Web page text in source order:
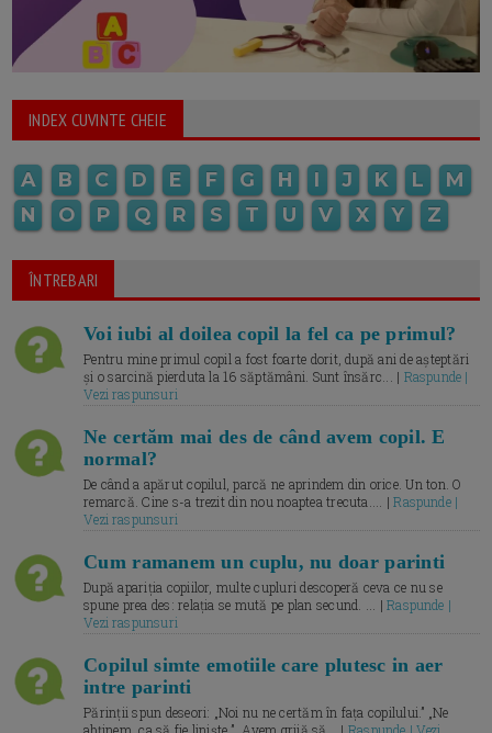
INDEX CUVINTE CHEIE
A B C D E F G H I J K L
M
N
O P Q R S T U V X Y Z
ÎNTREBARI
Voi iubi al doilea copil la fel ca pe primul?
Pentru mine primul copil a fost foarte dorit, după ani de așteptări
și o sarcină pierduta la 16 săptămâni. Sunt însărc... | Raspunde |
Vezi raspunsuri
Ne certăm mai des de când avem copil. E
normal?
De când a apărut copilul, parcă ne aprindem din orice. Un ton. O
remarcă. Cine s-a trezit din nou noaptea trecuta.... |Raspunde |
Vezi raspunsuri
Cum ramanem un cuplu, nu doar parinti
După apariția copiilor, multe cupluri descoperă ceva ce nu se
spune prea des: relația se mută pe plan secund. ... |Raspunde |
Vezi raspunsuri
Copilul simte emotiile care plutesc in aer
intre parinti
Părinții spun deseori: „Noi nu ne certăm în fața copilului.” „Ne